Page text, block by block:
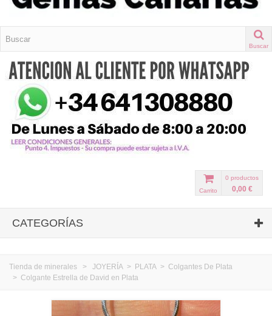
Buscar
0 productos
0,00 €
Carrito
CATEGORÍAS
Tienda de minerales > JOYERÍA > PLATA > Colgantes De Plata
> Colgante Estrella de David en Plata